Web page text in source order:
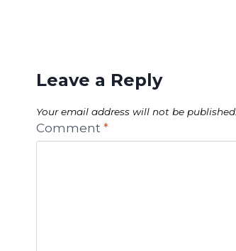
Leave a Reply
Your email address will not be published.
Comment *